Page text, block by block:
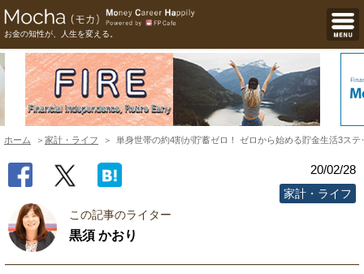
お金の知性が、人生を変える。
ホーム 家計・ライフ 単身世帯の約4割が貯蓄ゼロ！ ゼロから始める貯金生活3ステ
20/02/28
家計・ライフ
この記事のライター
黒須 かおり